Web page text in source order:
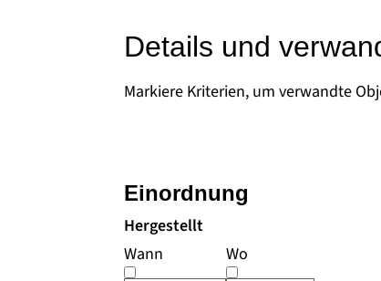
Details und
Markiere Kriterien, um verwandte
Hergestellt
Wann
Wo
Einordnung